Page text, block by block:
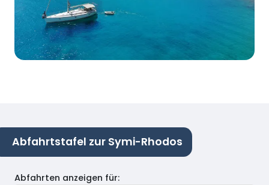
Abfahrtstafel zur Symi-Rhodos
Abfahrten anzeigen für: